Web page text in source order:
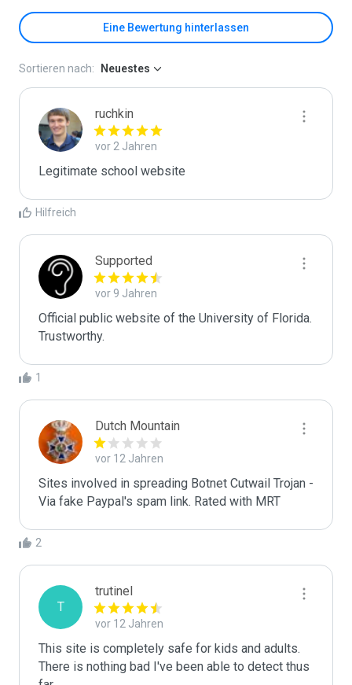
Eine Bewertung hinterlassen
Sortieren nach: Neuestes
ruchkin
vor 2 Jahren
Legitimate school website
Hilfreich
Supported
vor 9 Jahren
Official public website of the University of Florida.
Trustworthy.
1
Dutch Mountain
vor 12 Jahren
Sites involved in spreading Botnet Cutwail Trojan -
Via fake Paypal's spam link. Rated with MRT
2
T
trutinel
vor 12 Jahren
This site is completely safe for kids and adults.
There is nothing bad I've been able to detect thus